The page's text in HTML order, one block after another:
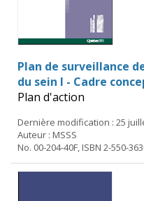
Plan de surveillance
du sein I - Cadre
Plan d'action
Dernière modification : 25
Auteur : MSSS
No. 00-204-40F, ISBN 2-550-